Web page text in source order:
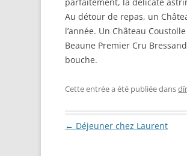
Au détour de repas, un
l’année. Un Château
Beaune Premier Cru
bouche.
Cette entrée a été publiée dans
Navigation des articles
← Déjeuner chez Laurent